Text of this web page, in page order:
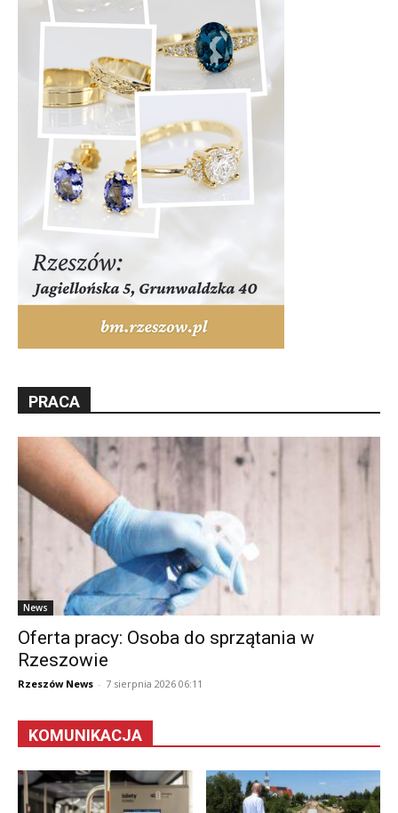
PRACA
News
Oferta pracy: Osoba do sprzątania w
Rzeszowie
Rzeszów News - 7 sierpnia 2026 06:11
KOMUNIKACJA